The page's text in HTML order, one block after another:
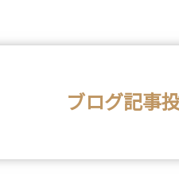
ブログ記事